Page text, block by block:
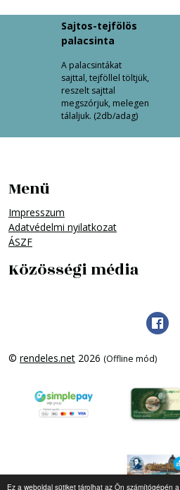
Ez a weboldal sütiket tárolhat az Ön számítógépén a
Sajtos-tejfölös
palacsinta
A palacsintákat
sajttal, tejföllel töltjük,
reszelt sajttal
megszórjuk, melegen
tálaljuk. (2db/adag)
Menü
Impresszum
Adatvédelmi nyilatkozat
ÁSZF
Közösségi média
© rendeles.net 2026 (Offline mód)